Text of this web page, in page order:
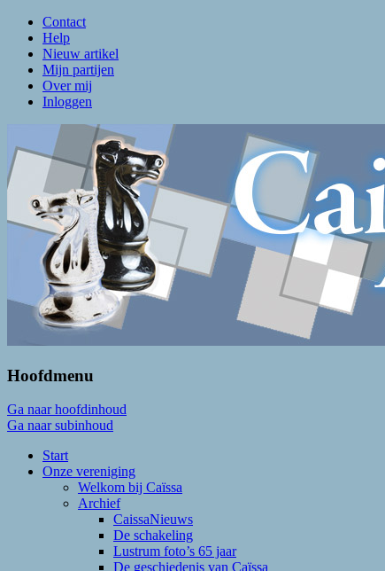
Contact
Help
Nieuw artikel
Mijn partijen
Over mij
Inloggen
Caissa Amsterdam
De levendigste schaakclub van
Hoofdmenu
Ga naar hoofdinhoud
Ga naar subinhoud
Start
Onze vereniging
Welkom bij Caïssa
Archief
CaissaNieuws
De schakeling
Lustrum foto’s 65 jaar
De geschiedenis van Caïssa